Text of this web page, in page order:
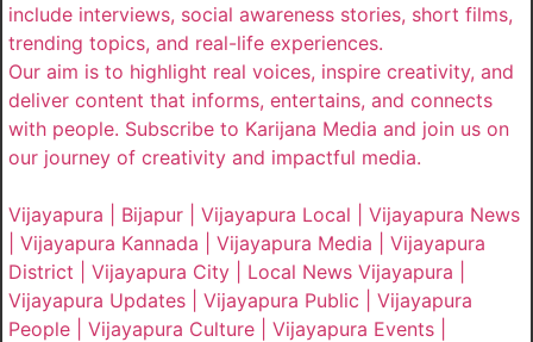
include interviews, social awareness stories, short films,
trending topics, and real-life experiences.
Our aim is to highlight real voices, inspire creativity, and
deliver content that informs, entertains, and connects
with people. Subscribe to Karijana Media and join us on
our journey of creativity and impactful media.
Vijayapura | Bijapur | Vijayapura Local | Vijayapura News
| Vijayapura Kannada | Vijayapura Media | Vijayapura
District | Vijayapura City | Local News Vijayapura |
Vijayapura Updates | Vijayapura Public | Vijayapura
People | Vijayapura Culture | Vijayapura Events |